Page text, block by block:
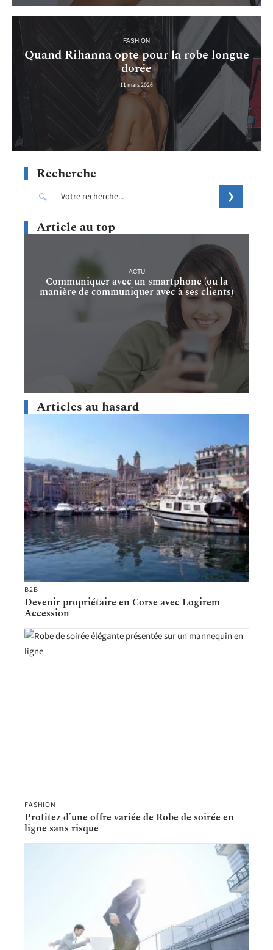
FASHION
Quand Rihanna opte pour la robe longue
dorée
11 mars 2026
Recherche
Article au top
ACTU
Communiquer avec un smartphone (ou la
manière de communiquer avec à ses clients)
Articles au hasard
B2B
Devenir propriétaire en Corse avec Logirem
Accession
FASHION
Profitez d’une offre variée de Robe de soirée en
ligne sans risque